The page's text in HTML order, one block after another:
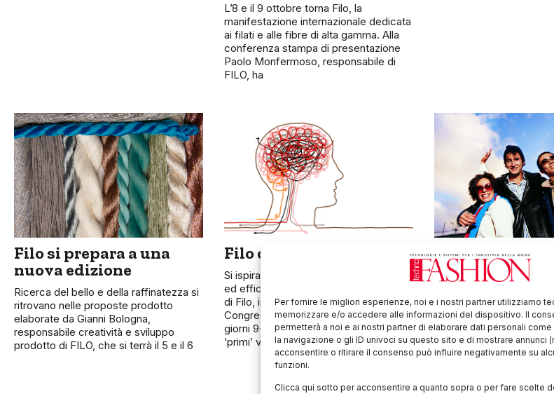
Per fornire le migliori esperienze, noi e i nostri partner utilizziamo
memorizzare e/o accedere alle informazioni del dispositivo. Il
permetterà a noi e ai nostri partner di elaborare dati personali
la navigazione o gli ID univoci su questo sito e di mostrare annunci
acconsentire o ritirare il consenso può influire negativamente su
funzioni.
Clicca qui sotto per acconsentire a quanto sopra o per fare scelte
L’8 e il 9 ottobre torna Filo, la
manifestazione internazionale dedicata
ai filati e alle fibre di alta gamma. Alla
conferenza stampa di presentazione
Paolo Monfermoso, responsabile di
FILO, ha
Filo si prepara a una
nuova edizione
Ricerca del bello e della raffinatezza si
ritrovano nelle proposte prodotto
elaborate da Gianni Bologna,
responsabile creatività e sviluppo
prodotto di FILO, che si terrà il 5 e il 6
Filo compie vent’anni
Si ispira a concretezza, professionalità
ed efficacia la quarantesima edizione
di Filo, in programma al Centro
Congressi “Le Stelline” di Milano nei
giorni 9-10 ottobre. “Consideriamo i
‘primi’ venti anni
Filo:
come i giovani
Filo, gli organizzatori
di dedicare la prossima
ha vent’anni. “Una
secondo noi, è
chance